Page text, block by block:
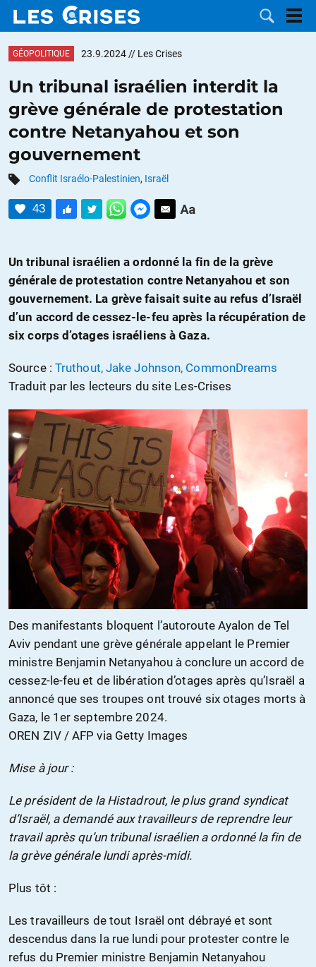
LES
DOSSIERS
CATÉGORIES
CONTACTER
FAIRE UN
DON
GÉOPOLITIQUE 23.9.2024 // Les Crises
Un tribunal israélien interdit la
grève générale de protestation
contre Netanyahou et son
gouvernement
Conflit Israélo-Palestinien, Israël
43
Un tribunal israélien a ordonné la fin de la grève
générale de protestation contre Netanyahou et son
gouvernement. La grève faisait suite au refus d’Israël
d’un accord de cessez-le-feu après la récupération de
six corps d’otages israéliens à Gaza.
Source : Truthout, Jake Johnson, CommonDreams
Traduit par les lecteurs du site Les-Crises
Des manifestants bloquent l’autoroute Ayalon de Tel
Aviv pendant une grève générale appelant le Premier
ministre Benjamin Netanyahou à conclure un accord de
cessez-le-feu et de libération d’otages après qu’Israël a
annoncé que ses troupes ont trouvé six otages morts à
Gaza, le 1er septembre 2024.
OREN ZIV / AFP via Getty Images
Mise à jour :
Le président de la Histadrout, le plus grand syndicat
d’Israël, a demandé aux travailleurs de reprendre leur
travail après qu’un tribunal israélien a ordonné la fin de
la grève générale lundi après-midi.
Plus tôt :
Les travailleurs de tout Israël ont débrayé et sont
descendus dans la rue lundi pour protester contre le
refus du Premier ministre Benjamin Netanyahou